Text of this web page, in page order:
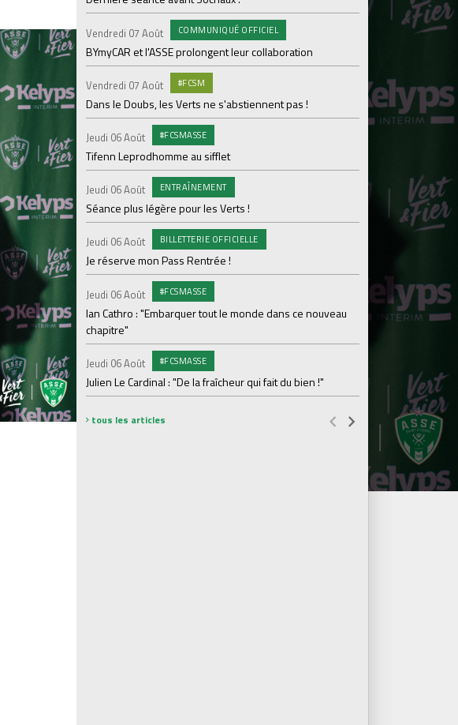
Vendredi 07 Août COMMUNIQUÉ OFFICIEL
BYmyCAR et l'ASSE prolongent leur collaboration
Vendredi 07 Août #FCSM
Dans le Doubs, les Verts ne s'abstiennent pas !
Jeudi 06 Août #FCSMASSE
Tifenn Leprodhomme au sifflet
Jeudi 06 Août ENTRAÎNEMENT
Séance plus légère pour les Verts !
Jeudi 06 Août BILLETTERIE OFFICIELLE
Je réserve mon Pass Rentrée !
Jeudi 06 Août #FCSMASSE
Ian Cathro : "Embarquer tout le monde dans ce nouveau
chapitre"
Jeudi 06 Août #FCSMASSE
Julien Le Cardinal : "De la fraîcheur qui fait du bien !"
pour Lamine Sonko
Mardi 04 Août
Les backstages du
Les Verts sur le
Ploufragan
Lundi 03 Août
Lundi 03 Août
Parcage complet
Dimanche 02 Août
Le point sur
tous les articles